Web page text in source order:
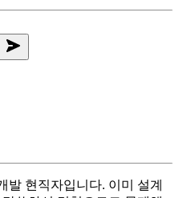
발 현직자입니다. 이미 설계